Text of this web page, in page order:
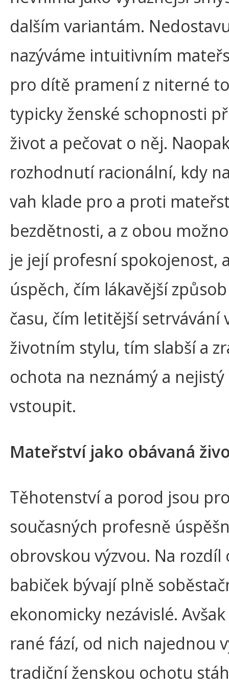
dalším variantám.
nazýváme intuitivním
pro dítě pramení z niterné
typicky ženské schopnosti
život a pečovat o něj.
rozhodnutí racionální, kdy
vah klade pro a proti
bezdětnosti, a z obou
je její profesní spokojenost,
úspěch, čím lákavější
času, čím letitější
životním stylu, tím slabší a
ochota na neznámý a
vstoupit.
Mateřství jako obávaná
Těhotenství a porod jsou
současných profesně
obrovskou výzvou. Na rozdíl
babiček bývají plně
ekonomicky nezávislé.
rané fází, od nich najednou
tradiční ženskou ochotu